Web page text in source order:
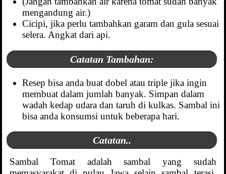
mengandung air.)
Cicipi, jika perlu tambahkan garam dan gula sesuai
selera. Angkat dari api.
Catatan Tambahan:
Resep bisa anda buat dobel atau triple jika ingin
membuat dalam jumlah banyak. Simpan dalam
wadah kedap udara dan taruh di kulkas. Sambal ini
bisa anda konsumsi untuk beberapa hari.
Catatan..
Sambal Tomat adalah sambal yang sudah